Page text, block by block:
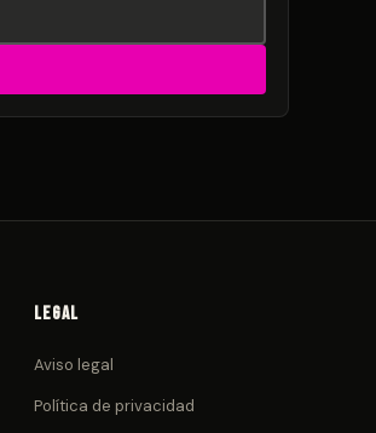
Legal
Aviso legal
Política de privacidad